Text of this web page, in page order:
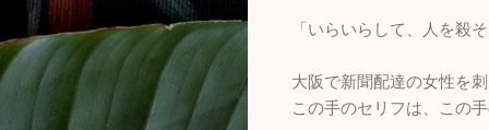
「いらいらして、人を殺
大阪で新聞配達の女性を
この手のセリフは、この